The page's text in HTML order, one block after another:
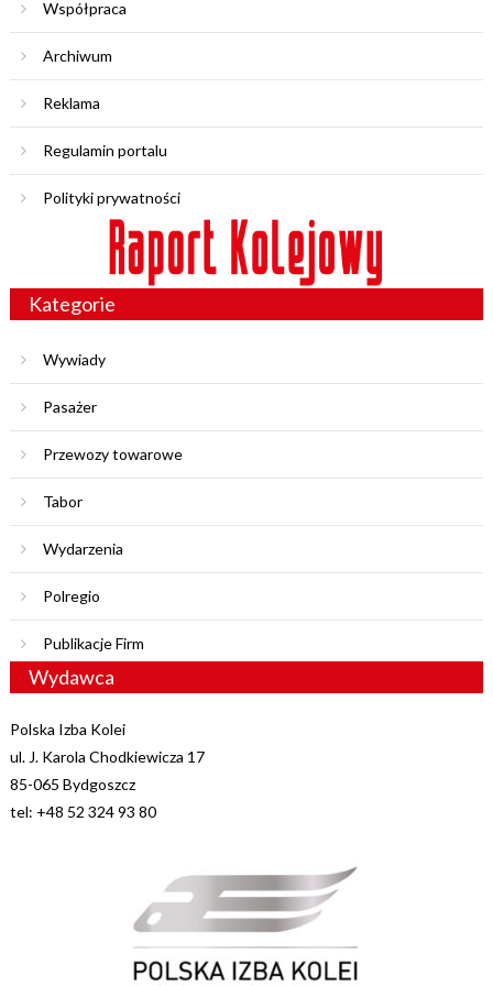
Współpraca
Archiwum
Reklama
Regulamin portalu
Polityki prywatności
Kategorie
Wywiady
Pasażer
Przewozy towarowe
Tabor
Wydarzenia
Polregio
Publikacje Firm
Wydawca
Polska Izba Kolei
ul. J. Karola Chodkiewicza 17
85-065 Bydgoszcz
tel: +48 52 324 93 80